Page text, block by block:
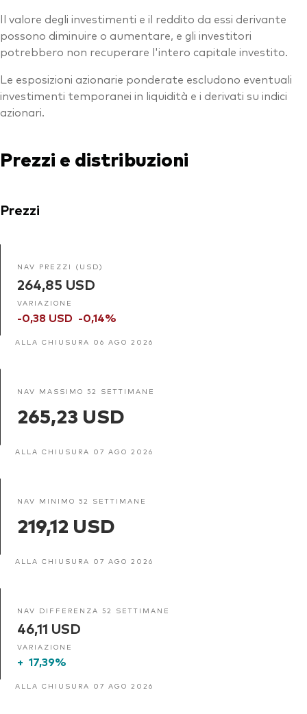
Il valore degli investimenti e il reddito da essi derivante
possono diminuire o aumentare, e gli investitori
potrebbero non recuperare l'intero capitale investito.
Le esposizioni azionarie ponderate escludono eventuali
investimenti temporanei in liquidità e i derivati su indici
azionari.
Prezzi e distribuzioni
Prezzi
NAV PREZZI (USD)
264,85 USD
VARIAZIONE
-0,38 USD -0,14%
ALLA CHIUSURA 06 AGO 2026
NAV MASSIMO 52 SETTIMANE
265,23 USD
ALLA CHIUSURA 07 AGO 2026
NAV MINIMO 52 SETTIMANE
219,12 USD
ALLA CHIUSURA 07 AGO 2026
NAV DIFFERENZA 52 SETTIMANE
46,11 USD
VARIAZIONE
+ 17,39%
ALLA CHIUSURA 07 AGO 2026